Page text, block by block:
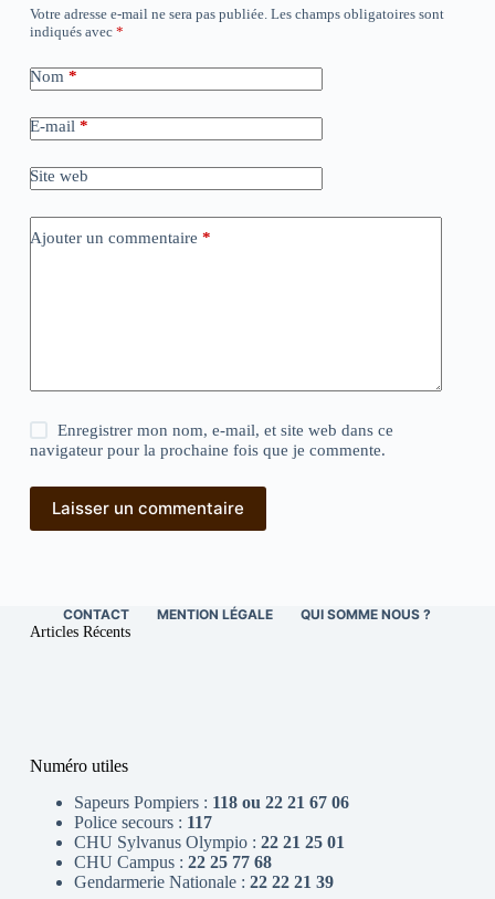
Votre adresse e-mail ne sera pas publiée. Les champs obligatoires sont
indiqués avec *
Nom *
E-mail *
Site web
Ajouter un commentaire *
Enregistrer mon nom, e-mail, et site web dans ce
navigateur pour la prochaine fois que je commente.
Laisser un commentaire
CONTACT MENTION LÉGALE QUI SOMME NOUS ?
Articles Récents
Numéro utiles
Sapeurs Pompiers : 118 ou 22 21 67 06
Police secours : 117
CHU Sylvanus Olympio : 22 21 25 01
CHU Campus : 22 25 77 68
Gendarmerie Nationale : 22 22 21 39